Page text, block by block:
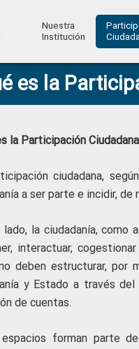
Nuestra
Institución
es la
la Participación
ciudadana,
a ser parte e incidir,
lado, la ciudadanía, como
interactuar,
deben estructurar, por
y Estado a través
de cuentas.
forman parte